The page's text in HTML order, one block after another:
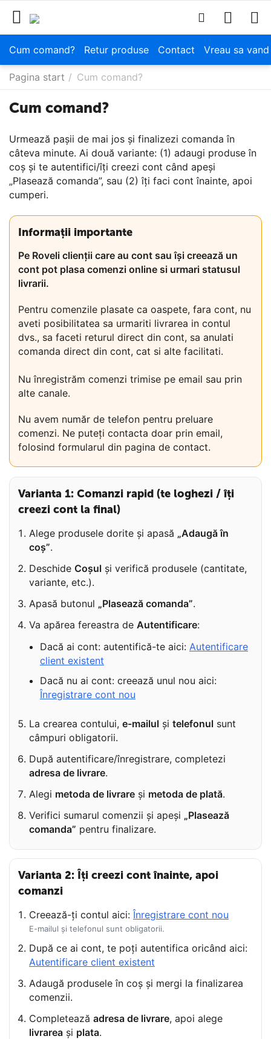
Cum comand? Retur produse Contact Vreau sa
Pagina start / Cum comand?
Cum comand?
Urmează pașii de mai jos și finalizezi comanda în
câteva minute. Ai două variante: (1) adaugi produse în
coș și te autentifici/îți creezi cont când apeși
„Plasează comanda”, sau (2) îți faci cont înainte, apoi
cumperi.
Informații importante
Pe Roveli clienții care au cont sau își creează un
cont pot plasa comenzi online si urmari statusul
livrarii.
Pentru comenzile plasate ca oaspete, fara cont, nu
aveti posibilitatea sa urmariti livrarea in contul
dvs., sa faceti returul direct din cont, sa anulati
comanda direct din cont, cat si alte facilitati.
Nu înregistrăm comenzi trimise pe email sau prin
alte canale.
Nu avem număr de telefon pentru preluare
comenzi. Ne puteți contacta doar prin email,
folosind formularul din pagina de contact.
Varianta 1: Comanzi rapid (te loghezi / îți
creezi cont la final)
Alege produsele dorite și apasă „Adaugă în
coș”.
Deschide Coșul și verifică produsele (cantitate,
variante, etc.).
Apasă butonul „Plasează comanda”.
Va apărea fereastra de Autentificare:
Dacă ai cont: autentifică-te aici: Autentificare
client existent
Dacă nu ai cont: creează unul nou aici:
Înregistrare cont nou
La crearea contului, e-mailul și telefonul sunt
câmpuri obligatorii.
După autentificare/înregistrare, completezi
adresa de livrare.
Alegi metoda de livrare și metoda de plată.
Verifici sumarul comenzii și apeși „Plasează
comanda” pentru finalizare.
Varianta 2: Îți creezi cont înainte, apoi
comanzi
Creează-ți contul aici: Înregistrare cont nou
E-mailul și telefonul sunt obligatorii.
După ce ai cont, te poți autentifica oricând aici:
Autentificare client existent
Adaugă produsele în coș și mergi la finalizarea
comenzii.
Completează adresa de livrare, apoi alege
livrarea și plata.